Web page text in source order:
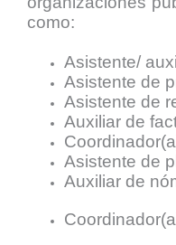
como:
Asistente/
Asistente de
Asistente de
Auxiliar de
Asistente de
Auxiliar de